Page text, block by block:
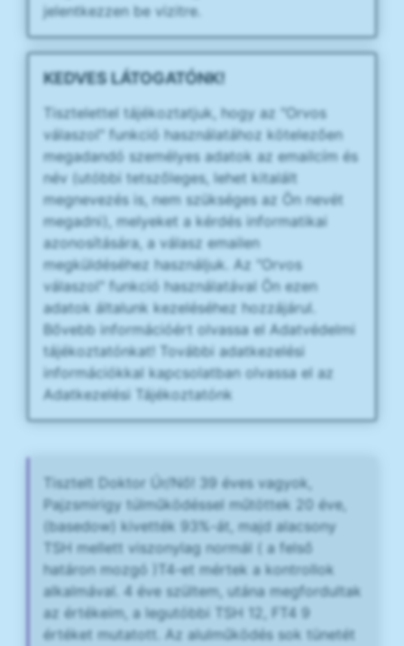
jelentkezzen be vizitre.
KEDVES LÁTOGATÓNK!
Tisztelettel tájékoztatjuk, hogy az "Orvos
válaszol" funkció használatához kötelezően
megadandó személyes adatok az emailcím és
név (utóbbi tetszőleges, lehet kitalált
megnevezés is, nem szükséges az Ön nevét
megadni), melyeket a kérdés informatikai
azonosítására, a válasz emailen
megküldéséhez használjuk. Az "Orvos
válaszol" funkció használatával Ön ezen
adatok általunk kezeléséhez hozzájárul.
Bővebb információért olvassa el Adatvédelmi
tájékoztatónkat! További adatkezelési
információkkal kapcsolatban olvassa el az
Adatkezelési Tájékoztatónk
Tisztelt Doktor Úr/Nő! 39 éves vagyok,
Pajzsmirigy túlműködéssel műtöttek 20 éve,
(basedow) kivették 93%-át, majd alacsony
TSH mellett viszonylag normál ( a felső
határon mozgó )T4-et mértek a kontrollok
alkalmával. 4 éve szültem, utána megfordultak
az értékeim, a legutóbbi TSH 12, FT4 9
értéket mutatott. Az alulműködés sok tünetét